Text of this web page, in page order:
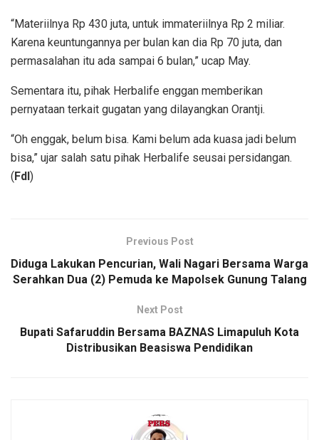
“Materiilnya Rp 430 juta, untuk immateriilnya Rp 2 miliar.
Karena keuntungannya per bulan kan dia Rp 70 juta, dan
permasalahan itu ada sampai 6 bulan,” ucap May.
Sementara itu, pihak Herbalife enggan memberikan
pernyataan terkait gugatan yang dilayangkan Orantji.
“Oh enggak, belum bisa. Kami belum ada kuasa jadi belum
bisa,” ujar salah satu pihak Herbalife seusai persidangan.
(Fdl)
Previous Post
Diduga Lakukan Pencurian, Wali Nagari Bersama Warga
Serahkan Dua (2) Pemuda ke Mapolsek Gunung Talang
Next Post
Bupati Safaruddin Bersama BAZNAS Limapuluh Kota
Distribusikan Beasiswa Pendidikan